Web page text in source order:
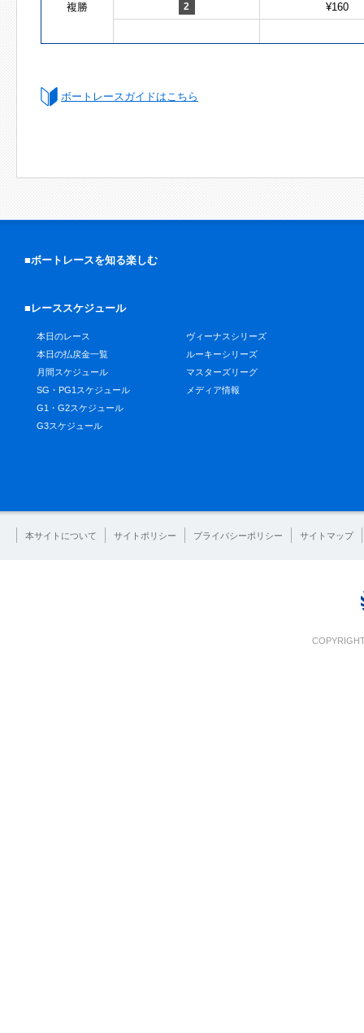
複勝 2 ¥160
ボートレースガイドはこちら
■ボートレースを知る楽しむ
■レーススケジュール
本日のレース
本日の払戻金一覧
月間スケジュール
SG・PG1スケジュール
G1・G2スケジュール
G3スケジュール
ヴィーナスシリーズ
ルーキーシリーズ
マスターズリーグ
メディア情報
本サイトについて サイトポリシー プライバシーポリシー サイトマップ